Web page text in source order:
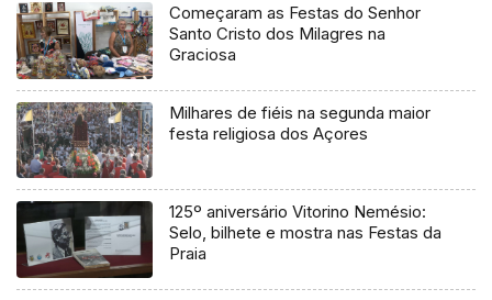
Começaram as Festas do Senhor
Santo Cristo dos Milagres na
Graciosa
Milhares de fiéis na segunda maior
festa religiosa dos Açores
125º aniversário Vitorino Nemésio:
Selo, bilhete e mostra nas Festas da
Praia